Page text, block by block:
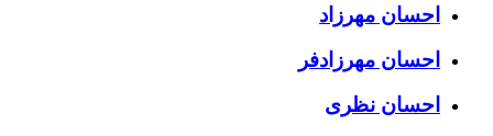
احسان مهرزاد
احسان مهرزادفر
احسان نظری